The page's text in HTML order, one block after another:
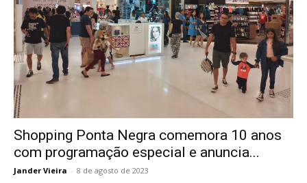
Shopping Ponta Negra comemora 10 anos
com programação especial e anuncia...
Jander Vieira - 8 de agosto de 2023